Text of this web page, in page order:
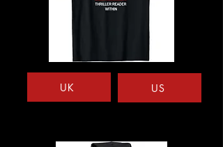
UK US